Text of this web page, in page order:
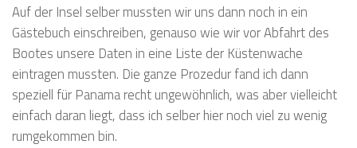
Auf der Insel selber mussten wir uns dann noch in ein
Gästebuch einschreiben, genauso wie wir vor Abfahrt des
Bootes unsere Daten in eine Liste der Küstenwache
eintragen mussten. Die ganze Prozedur fand ich dann
speziell für Panama recht ungewöhnlich, was aber vielleicht
einfach daran liegt, dass ich selber hier noch viel zu wenig
rumgekommen bin.